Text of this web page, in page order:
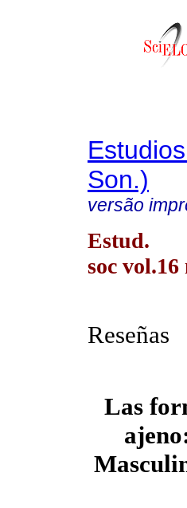
Son.)
versão
Estud.
soc
Reseñas
Las